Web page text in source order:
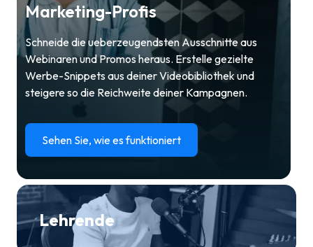
Marketing-Profis
Schneide die ueberzeugendsten Ausschnitte aus
Webinaren und Promos heraus. Erstelle gezielte
Werbe-Snippets aus deiner Videobibliothek und
steigere so die Reichweite deiner Kampagnen.
Sehen Sie, wie es funktioniert
Lehrende